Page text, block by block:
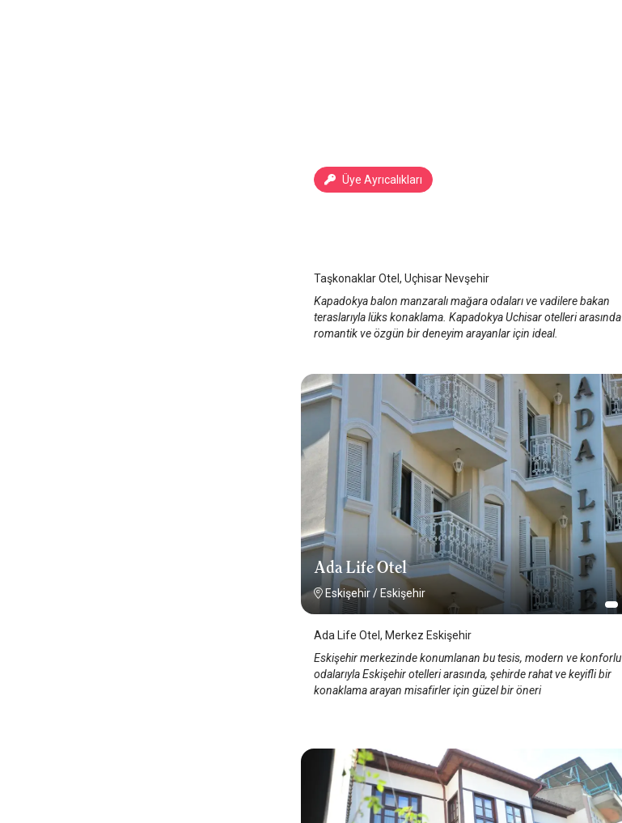
Üye Ayrıcalıkları
Taşkonaklar Otel, Uçhisar Nevşehir
Kapadokya balon manzaralı mağara odaları ve vadilere bakan
teraslarıyla lüks konaklama. Kapadokya Uchisar otelleri arasında
romantik ve özgün bir deneyim arayanlar için ideal.
Ada Life Otel
Eskişehir/Eskişehir
Ada Life Otel, Merkez Eskişehir
Eskişehir merkezinde konumlanan bu tesis, modern ve konforlu
odalarıyla Eskişehir otelleri arasında, şehirde rahat ve keyifli bir
konaklama arayan misafirler için güzel bir öneri